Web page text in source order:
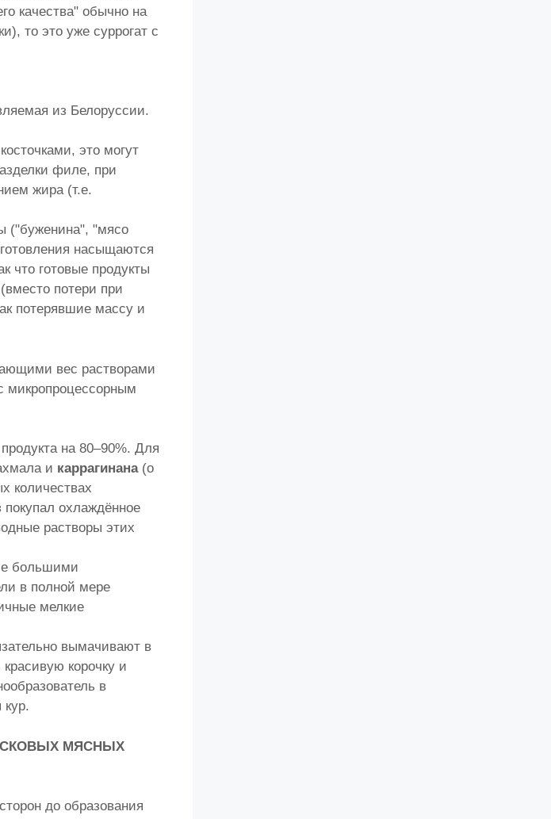
качества" обычно на
то это уже суррогат с
из Белоруссии.
это могут
филе, при
жира (т.е.
("буженина", "мясо
насыщаются
что готовые продукты
потери при
потерявшие массу и
вес растворами
на 80–90%. Для
и каррагинана(о
количествах
охлаждённое
растворы этих
большими
в полной мере
мелкие
вымачивают в
корочку и
в
МЯСНЫХ
до образования